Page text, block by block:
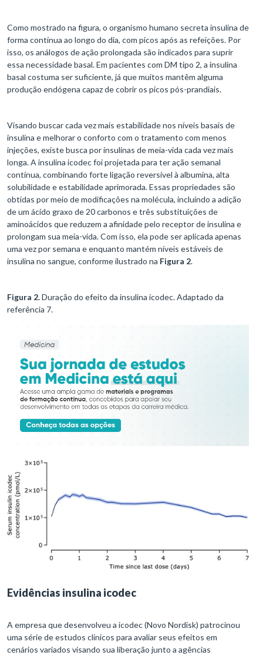
Como mostrado na figura, o organismo humano secreta insulina de
forma contínua ao longo do dia, com picos após as refeições. Por
isso, os análogos de ação prolongada são indicados para suprir
essa necessidade basal. Em pacientes com DM tipo 2, a insulina
basal costuma ser suficiente, já que muitos mantêm alguma
produção endógena capaz de cobrir os picos pós-prandiais.
Visando buscar cada vez mais estabilidade nos níveis basais de
insulina e melhorar o conforto com o tratamento com menos
injeções, existe busca por insulinas de meia-vida cada vez mais
longa. A insulina icodec foi projetada para ter ação semanal
contínua, combinando forte ligação reversível à albumina, alta
solubilidade e estabilidade aprimorada. Essas propriedades são
obtidas por meio de modificações na molécula, incluindo a adição
de um ácido graxo de 20 carbonos e três substituições de
aminoácidos que reduzem a afinidade pelo receptor de insulina e
prolongam sua meia-vida. Com isso, ela pode ser aplicada apenas
uma vez por semana e enquanto mantém níveis estáveis de
insulina no sangue, conforme ilustrado na Figura 2.
Figura 2.Duração do efeito da insulina icodec. Adaptado da
referência 7.
Evidências insulina icodec
A empresa que desenvolveu a icodec (Novo Nordisk) patrocinou
uma série de estudos clínicos para avaliar seus efeitos em
cenários variados visando sua liberação junto a agências